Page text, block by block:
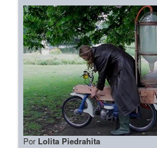
Por Lolita Piedrahita